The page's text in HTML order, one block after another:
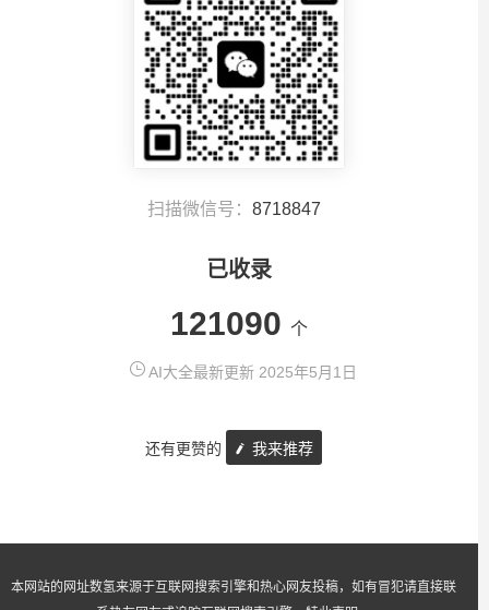
扫描微信号： 8718847
已收录
121090 个
AI大全最新更新 2025年5月1日
还有更赞的 我来推荐
本网站的网址数氢来源于互联网搜索引擎和热心网友投稿，如有冒犯请直接联